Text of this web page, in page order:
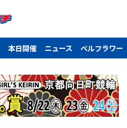
本日開催 ニュース ベルフラワー